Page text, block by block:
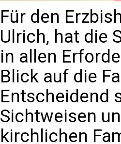
Für den
Ulrich, hat die
in allen
Blick auf die
Entscheidend
Sichtweisen
kirchlichen